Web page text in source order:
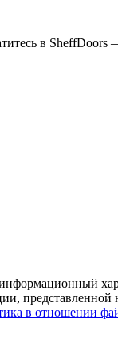
в
представленной
в отношении